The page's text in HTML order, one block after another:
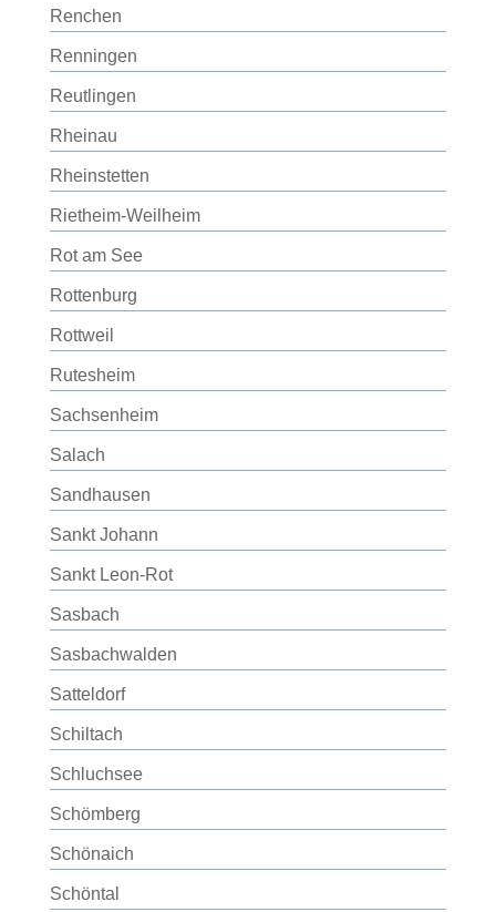
Renchen
Renningen
Reutlingen
Rheinau
Rheinstetten
Rietheim-Weilheim
Rot am See
Rottenburg
Rottweil
Rutesheim
Sachsenheim
Salach
Sandhausen
Sankt Johann
Sankt Leon-Rot
Sasbach
Sasbachwalden
Satteldorf
Schiltach
Schluchsee
Schömberg
Schönaich
Schöntal